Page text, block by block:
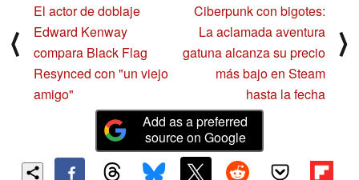
⟨
El actor de doblaje
Edward Kenway
compara Black Flag
Resynced con "un viejo
amigo"
Ciberpunk con bigotes:
La aclamada aventura
gatuna alcanza su precio
más bajo en Steam
hasta la fecha
⟩
Add as a preferred
source on Google